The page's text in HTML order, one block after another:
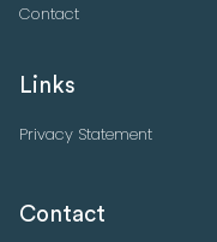
Contact
Links
Privacy Statement
Contact